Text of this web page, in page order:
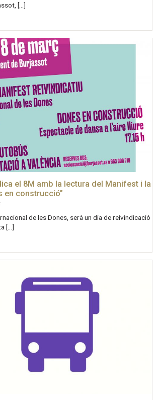
[…]
el 8M amb la lectura del Manifest i la
en construcció”
de les Dones, serà un dia de reivindicació
[…]